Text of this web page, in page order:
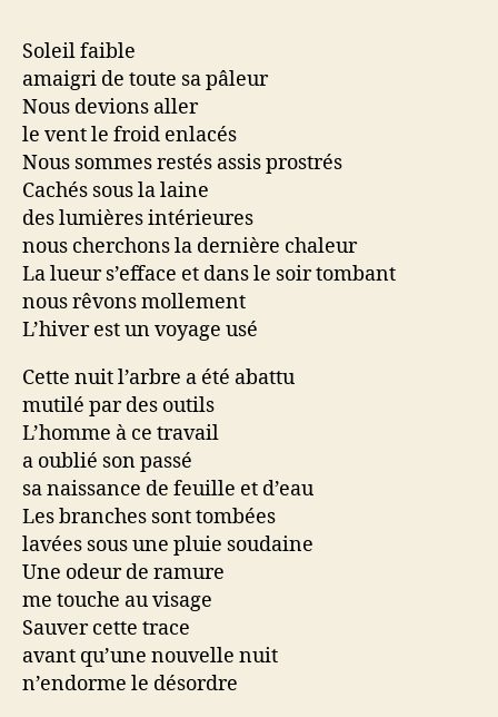
Soleil faible
amaigri de toute sa pâleur
Nous devions aller
le vent le froid enlacés
Nous sommes restés assis prostrés
Cachés sous la laine
des lumières intérieures
nous cherchons la dernière chaleur
La lueur s’efface et dans le soir tombant
nous rêvons mollement
L’hiver est un voyage usé
Cette nuit l’arbre a été abattu
mutilé par des outils
L’homme à ce travail
a oublié son passé
sa naissance de feuille et d’eau
Les branches sont tombées
lavées sous une pluie soudaine
Une odeur de ramure
me touche au visage
Sauver cette trace
avant qu’une nouvelle nuit
n’endorme le désordre